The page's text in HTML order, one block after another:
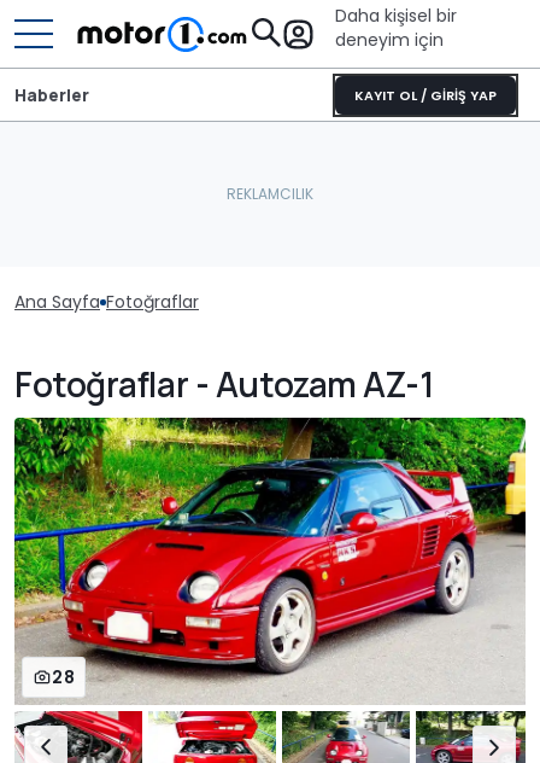
Daha kişisel bir
deneyim için
KAYIT OL / GİRİŞ YAP
Haberler
Ana Sayfa Fotoğraflar
Fotoğraflar - Autozam AZ-1
28